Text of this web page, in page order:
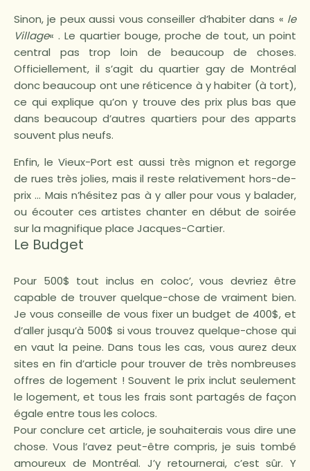
Sinon, je peux aussi vous conseiller d’habiter dans « le
Village« . Le quartier bouge, proche de tout, un point
central pas trop loin de beaucoup de choses.
Officiellement, il s’agit du quartier gay de Montréal
donc beaucoup ont une réticence à y habiter (à tort),
ce qui explique qu’on y trouve des prix plus bas que
dans beaucoup d’autres quartiers pour des apparts
souvent plus neufs.
Enfin, le Vieux-Port est aussi très mignon et regorge
de rues très jolies, mais il reste relativement hors-de-
prix … Mais n’hésitez pas à y aller pour vous y balader,
ou écouter ces artistes chanter en début de soirée
sur la magnifique place Jacques-Cartier.
Le Budget
Pour 500$ tout inclus en coloc’, vous devriez être
capable de trouver quelque-chose de vraiment bien.
Je vous conseille de vous fixer un budget de 400$, et
d’aller jusqu’à 500$ si vous trouvez quelque-chose qui
en vaut la peine. Dans tous les cas, vous aurez deux
sites en fin d’article pour trouver de très nombreuses
offres de logement ! Souvent le prix inclut seulement
le logement, et tous les frais sont partagés de façon
égale entre tous les colocs.
Pour conclure cet article, je souhaiterais vous dire une
chose. Vous l’avez peut-être compris, je suis tombé
amoureux de Montréal. J’y retournerai, c’est sûr. Y